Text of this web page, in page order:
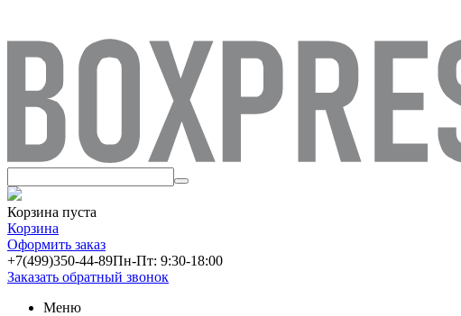
Корзина пуста
Корзина
Оформить заказ
+7(499)350-44-89Пн-Пт: 9:30-18:00
Заказать обратный звонок
Меню